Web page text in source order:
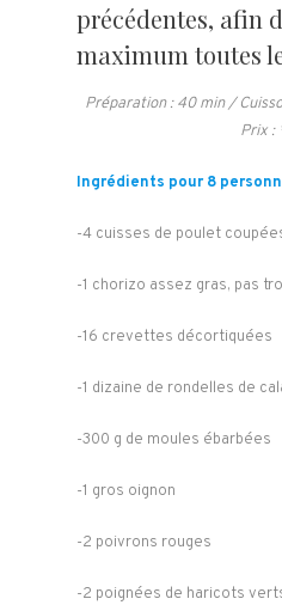
précédentes, afin
maximum toutes
Préparation : 40 min /
Prix :
Ingrédients pour 8
-4 cuisses de poulet
-1 chorizo assez gras, pas
-16 crevettes décortiquées
-1 dizaine de rondelles de
-300 g de moules ébarbées
-1 gros oignon
-2 poivrons rouges
-2 poignées de haricots